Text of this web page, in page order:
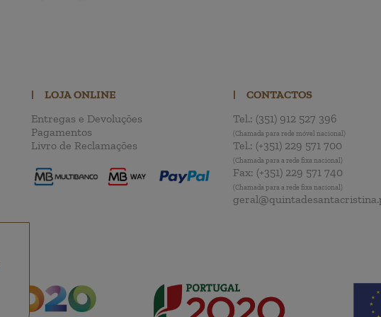
|
LOJA ONLINE
Entregas e Devoluções
Pagamentos
Livro de Reclamações
|
CONTACTOS
Tel.: (351) 912 527 396
(Chamada para rede móvel nacional)
Tel.: (+351) 229 571 700
(Chamada para a rede fixa nacional)
Fax: (+351) 229 571 740
(Chamada para a rede fixa nacional)